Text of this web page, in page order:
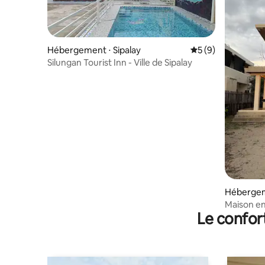
Hébergement ⋅ Sipalay Évaluation
5 (9)
Silungan Tourist Inn - Ville de Sipalay
Maison
Sugar
Le